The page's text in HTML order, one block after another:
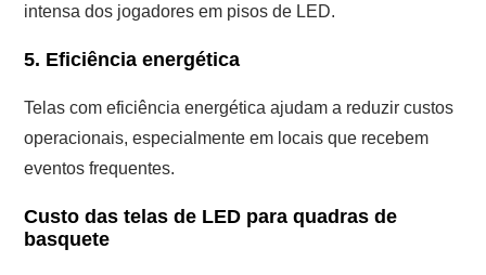
intensa dos jogadores em pisos de LED.
5. Eficiência energética
Telas com eficiência energética ajudam a reduzir custos
operacionais, especialmente em locais que recebem
eventos frequentes.
Custo das telas de LED para quadras de
basquete